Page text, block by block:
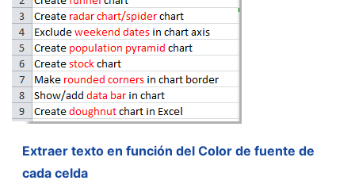
Extraer texto en función del Color de fuente de
cada celda